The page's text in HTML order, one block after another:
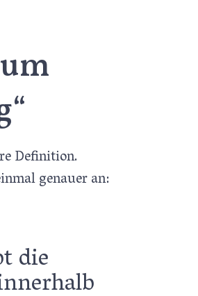
Definition.
genauer an:
die